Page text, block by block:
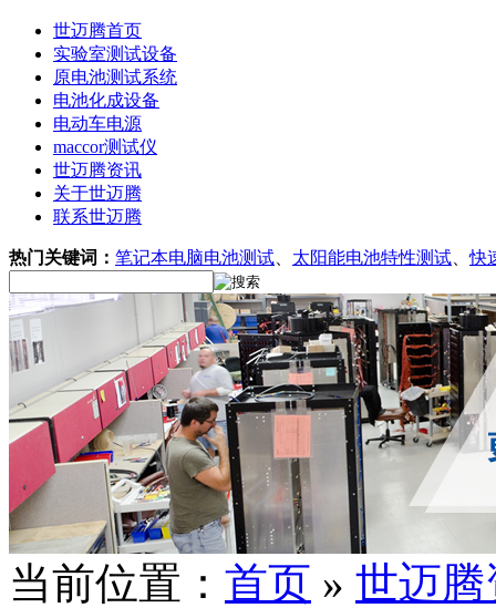
世迈腾首页
实验室测试设备
原电池测试系统
电池化成设备
电动车电源
maccor测试仪
世迈腾资讯
关于世迈腾
联系世迈腾
热门关键词： 笔记本电脑电池测试 太阳能电池特性测试 、快
当前位置： 首页 » 世迈